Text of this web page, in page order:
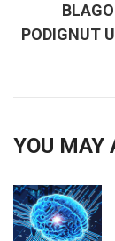
PODIGNUT
YOU MAY